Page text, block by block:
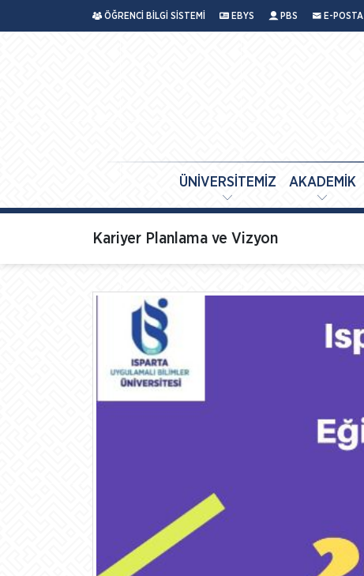
ÖĞRENCİ BİLGİ SİSTEMİ EBYS PBS E-POSTA
ÜNİVERSİTEMİZ AKADEMİK
Kariyer Planlama ve Vizyon